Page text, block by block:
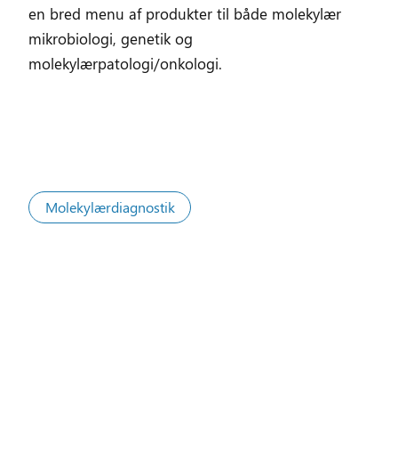
en bred menu af produkter til både molekylær
mikrobiologi, genetik og
molekylærpatologi/onkologi.
Molekylærdiagnostik